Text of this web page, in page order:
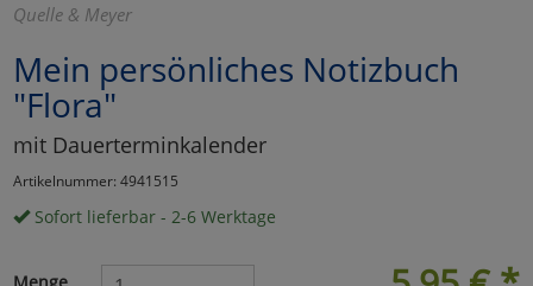
Quelle & Meyer
Mein persönliches Notizbuch
"Flora"
mit Dauerterminkalender
Artikelnummer: 4941515
Sofort lieferbar - 2-6 Werktage
Umfragetools